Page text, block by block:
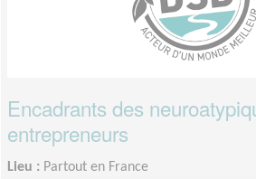
Encadrants des
entrepreneurs
Lieu : Partout en France